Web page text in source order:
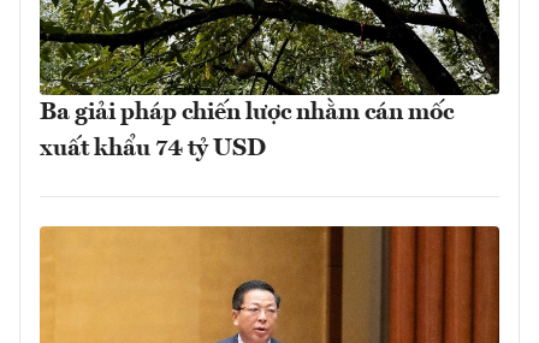
Ba giải pháp chiến lược nhằm cán mốc
xuất khẩu 74 tỷ USD